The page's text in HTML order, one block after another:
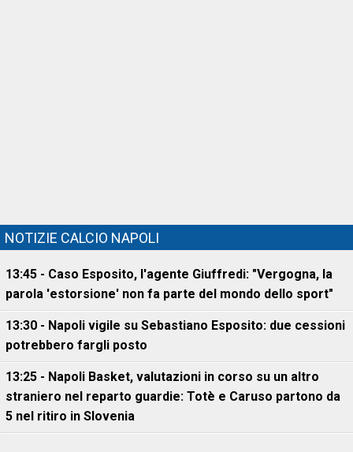
NOTIZIE CALCIO NAPOLI
13:45 - Caso Esposito, l'agente Giuffredi: "Vergogna, la
parola 'estorsione' non fa parte del mondo dello sport"
13:30 - Napoli vigile su Sebastiano Esposito: due cessioni
potrebbero fargli posto
13:25 - Napoli Basket, valutazioni in corso su un altro
straniero nel reparto guardie: Totè e Caruso partono da
5 nel ritiro in Slovenia